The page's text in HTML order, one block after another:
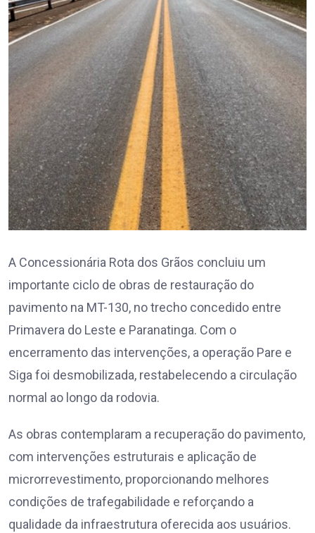
A Concessionária Rota dos Grãos concluiu um
importante ciclo de obras de restauração do
pavimento na MT-130, no trecho concedido entre
Primavera do Leste e Paranatinga. Com o
encerramento das intervenções, a operação Pare e
Siga foi desmobilizada, restabelecendo a circulação
normal ao longo da rodovia.
As obras contemplaram a recuperação do pavimento,
com intervenções estruturais e aplicação de
microrrevestimento, proporcionando melhores
condições de trafegabilidade e reforçando a
qualidade da infraestrutura oferecida aos usuários.